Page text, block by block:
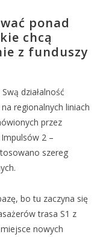
ponad
chcą
z funduszy
działalność
regionalnych liniach
przez
2 –
szereg
bo tu zaczyna się
trasa S1 z
nowych